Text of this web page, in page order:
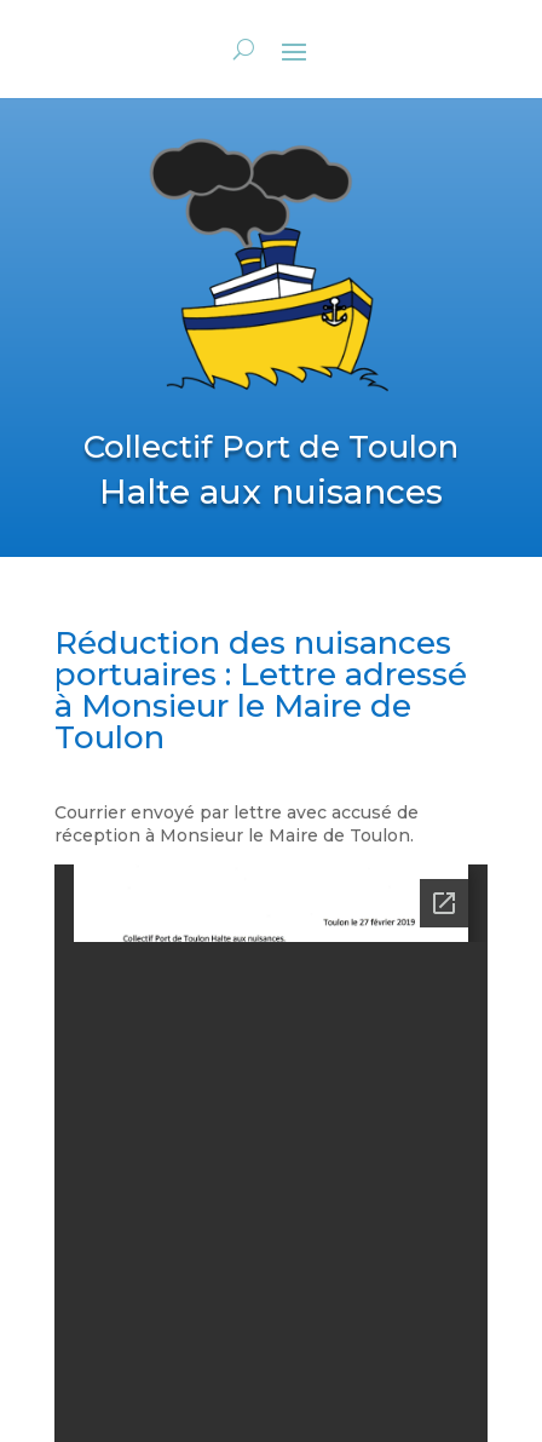
Collectif Port de Toulon
Halte aux nuisances
Réduction des nuisances
portuaires : Lettre adressé
à Monsieur le Maire de
Toulon
Courrier envoyé par lettre avec accusé de
réception à Monsieur le Maire de Toulon.